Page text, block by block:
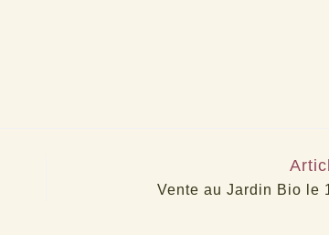
Vente au Jardin Bio le